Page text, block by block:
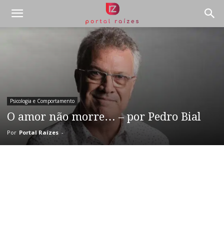
Psicologia e Comportamento
O amor não morre… – por Pedro Bial
Por Portal Raízes -